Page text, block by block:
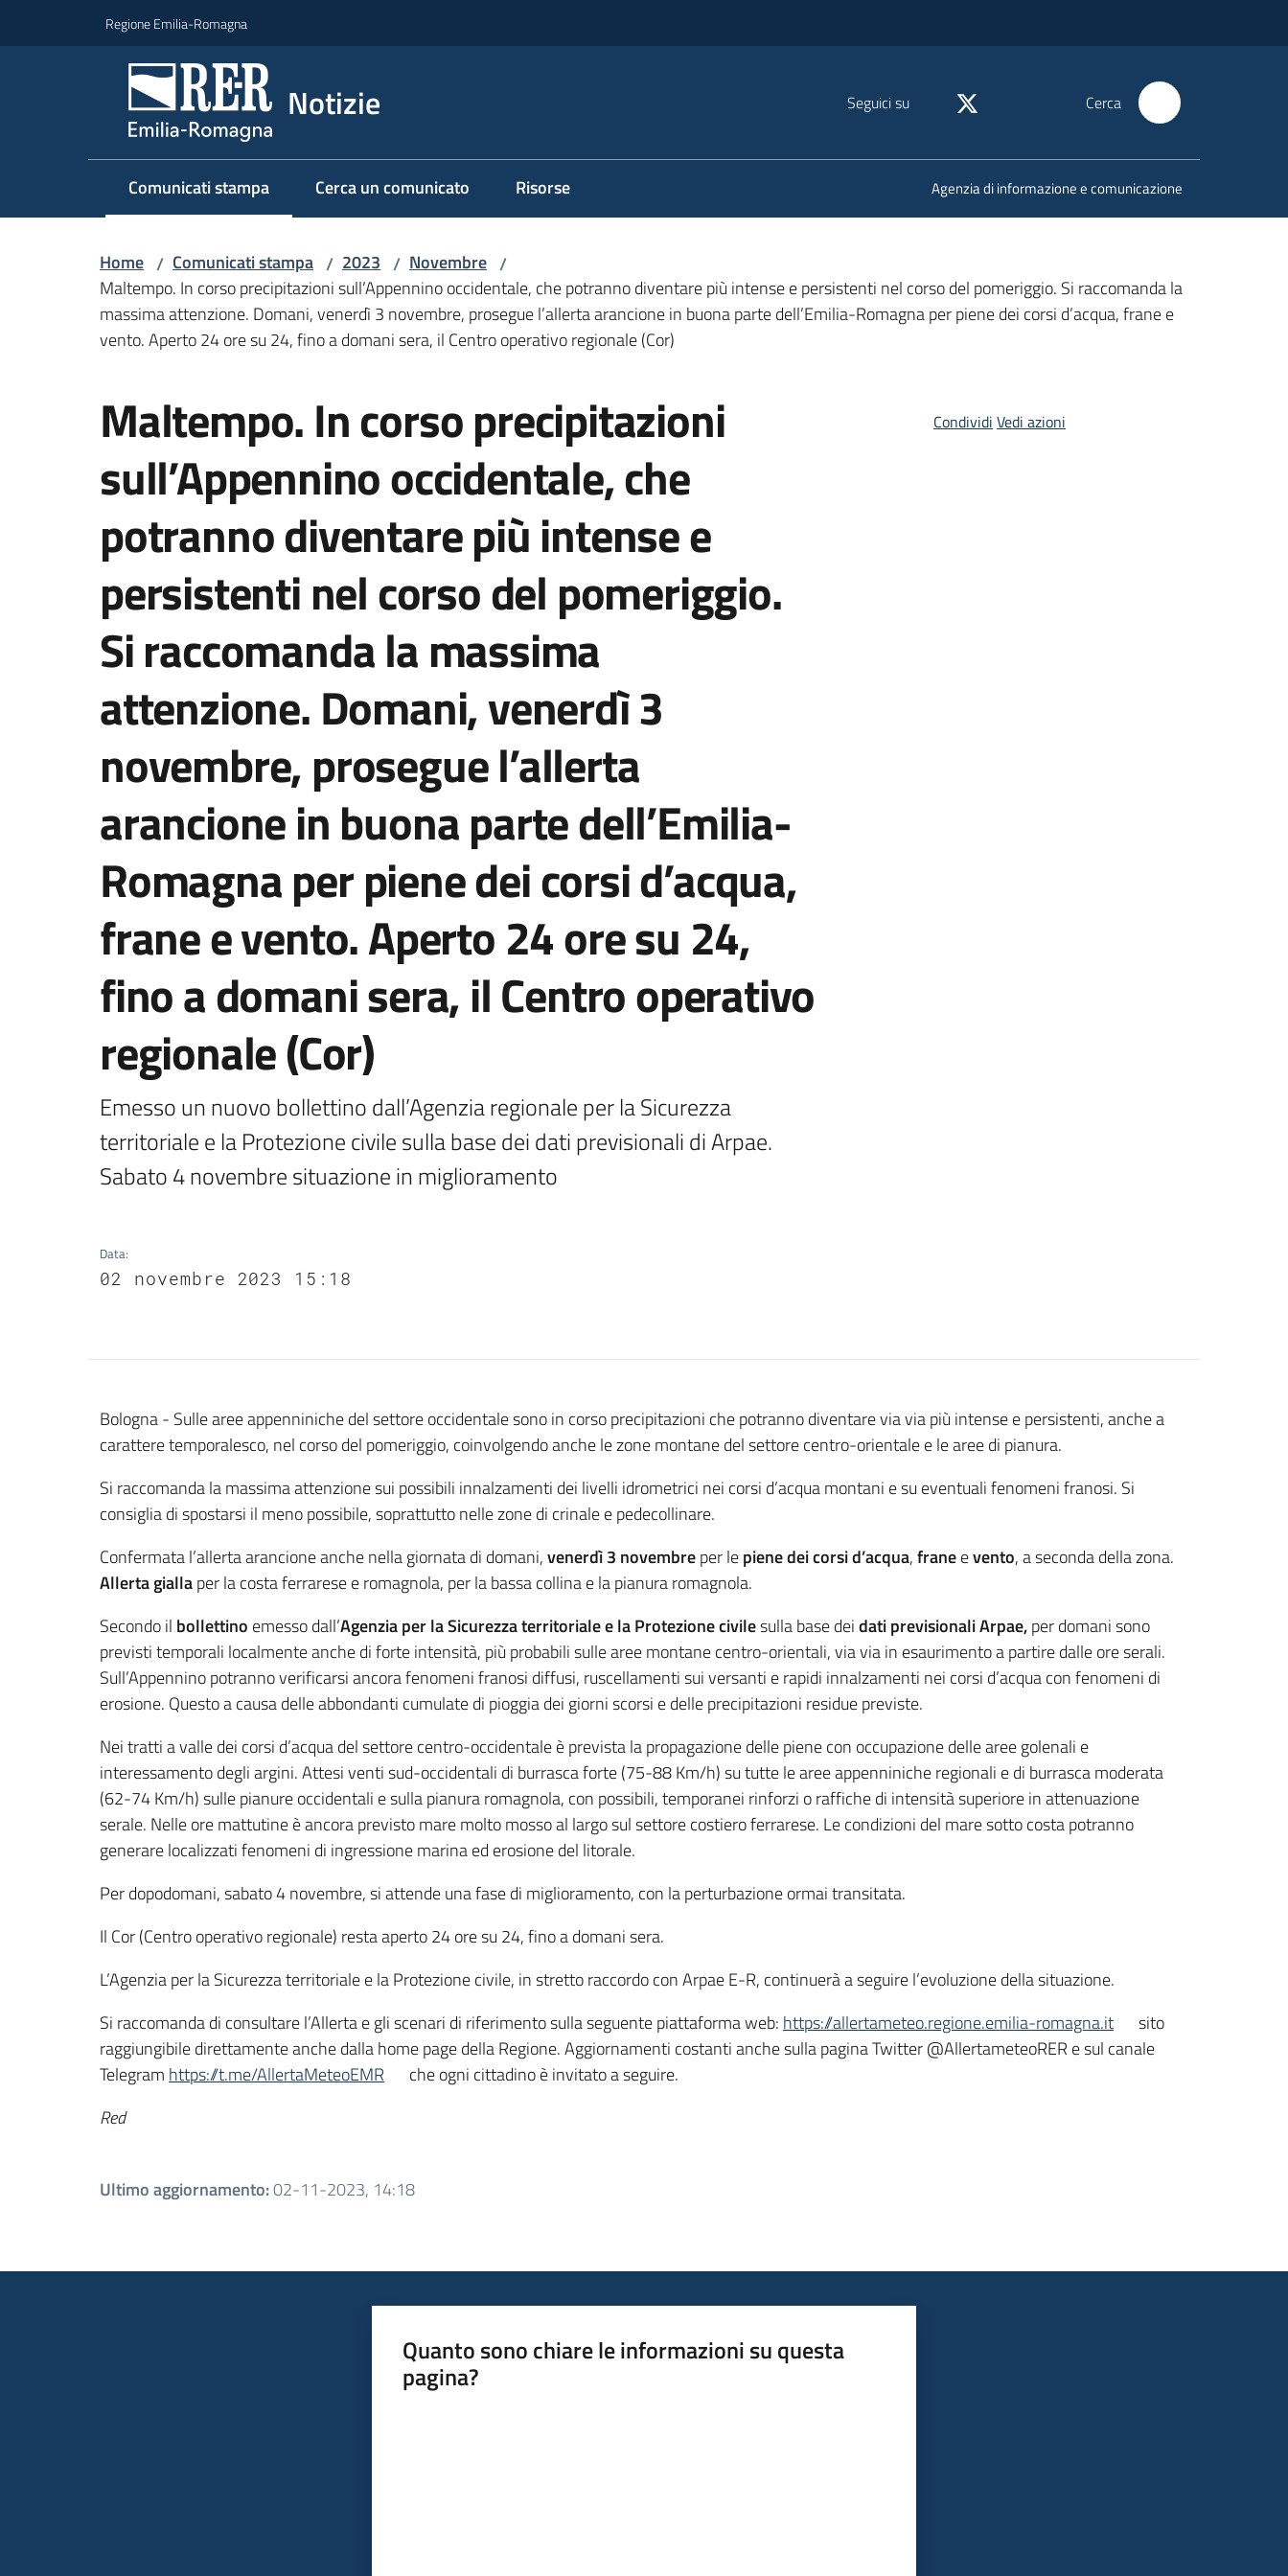
Regione Emilia-Romagna
Notizie Seguici su Cerca
Comunicati stampa
Menu selezionato Cerca un comunicato Risorse Agenzia di informazione e comunicazione
Home / Comunicati stampa / 2023 / Novembre /
Maltempo. In corso precipitazioni sull’Appennino occidentale, che potranno diventare più intense e persistenti nel corso del pomeriggio. Si raccomanda la
massima attenzione. Domani, venerdì 3 novembre, prosegue l’allerta arancione in buona parte dell’Emilia-Romagna per piene dei corsi d’acqua, frane e
vento. Aperto 24 ore su 24, fino a domani sera, il Centro operativo regionale (Cor)
Maltempo. In corso precipitazioni
sull’Appennino occidentale, che
potranno diventare più intense e
persistenti nel corso del pomeriggio.
Si raccomanda la massima
attenzione. Domani, venerdì 3
novembre, prosegue l’allerta
arancione in buona parte dell’Emilia-
Romagna per piene dei corsi d’acqua,
frane e vento. Aperto 24 ore su 24,
fino a domani sera, il Centro operativo
regionale (Cor)
Emesso un nuovo bollettino dall’Agenzia regionale per la Sicurezza
territoriale e la Protezione civile sulla base dei dati previsionali di Arpae.
Sabato 4 novembre situazione in miglioramento
Data:
02 novembre 2023 15:18
Condividi Vedi azioni
Contenuto
Bologna - Sulle aree appenniniche del settore occidentale sono in corso precipitazioni che potranno diventare via via più intense e persistenti, anche a
carattere temporalesco, nel corso del pomeriggio, coinvolgendo anche le zone montane del settore centro-orientale e le aree di pianura.
Si raccomanda la massima attenzione sui possibili innalzamenti dei livelli idrometrici nei corsi d’acqua montani e su eventuali fenomeni franosi. Si
consiglia di spostarsi il meno possibile, soprattutto nelle zone di crinale e pedecollinare.
Confermata l’allerta arancione anche nella giornata di domani,venerdì 3 novembreper lepiene dei corsi d’acqua,franeevento, a seconda della zona.
Allerta giallaper la costa ferrarese e romagnola, per la bassa collina e la pianura romagnola.
Secondo il bollettino emesso dall’Agenzia per la Sicurezza territoriale e la Protezione civilesulla base deidati previsionali Arpae,per domani sono
previsti temporali localmente anche di forte intensità, più probabili sulle aree montane centro-orientali, via via in esaurimento a partire dalle ore serali.
Sull’Appennino potranno verificarsi ancora fenomeni franosi diffusi, ruscellamenti sui versanti e rapidi innalzamenti nei corsi d’acqua con fenomeni di
erosione. Questo a causa delle abbondanti cumulate di pioggia dei giorni scorsi e delle precipitazioni residue previste.
Nei tratti a valle dei corsi d’acqua del settore centro-occidentale è prevista la propagazione delle piene con occupazione delle aree golenali e
interessamento degli argini. Attesi venti sud-occidentali di burrasca forte (75-88 Km/h) su tutte le aree appenniniche regionali e di burrasca moderata
(62-74 Km/h) sulle pianure occidentali e sulla pianura romagnola, con possibili, temporanei rinforzi o raffiche di intensità superiore in attenuazione
serale. Nelle ore mattutine è ancora previsto mare molto mosso al largo sul settore costiero ferrarese. Le condizioni del mare sotto costa potranno
generare localizzati fenomeni di ingressione marina ed erosione del litorale.
Per dopodomani, sabato 4 novembre, si attende una fase di miglioramento, con la perturbazione ormai transitata.
Il Cor (Centro operativo regionale) resta aperto 24 ore su 24, fino a domani sera.
L’Agenzia per la Sicurezza territoriale e la Protezione civile, in stretto raccordo con Arpae E-R, continuerà a seguire l’evoluzione della situazione.
Si raccomanda di consultare l’Allerta e gli scenari di riferimento sulla seguente piattaforma web: https://allertameteo.regione.emilia-romagna.it
sito
raggiungibile direttamente anche dalla home page della Regione. Aggiornamenti costanti anche sulla pagina Twitter @AllertameteoRER e sul canale
Telegram https://t.me/AllertaMeteoEMR
che ogni cittadino è invitato a seguire.
Red
Ultimo aggiornamento:02-11-2023, 14:18
Quanto sono chiare le informazioni su questa
pagina?